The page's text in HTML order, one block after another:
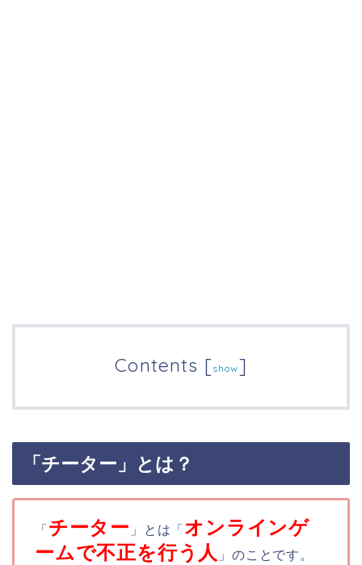
Contents [show]
「チーター」とは？
「 チーター 」とは「 オンラインゲ
ームで不正を行う人 」のことです。